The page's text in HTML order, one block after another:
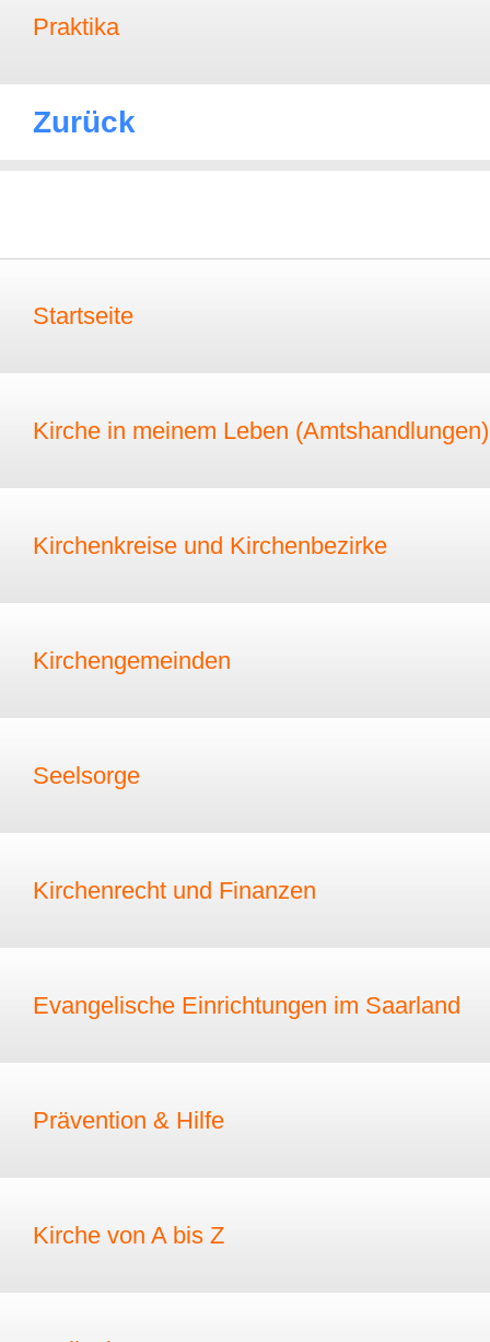
Praktika
Zurück
Startseite
Kirche in meinem Leben (Amtshandlungen)
Kirchenkreise und Kirchenbezirke
Kirchengemeinden
Seelsorge
Kirchenrecht und Finanzen
Evangelische Einrichtungen im Saarland
Prävention & Hilfe
Kirche von A bis Z